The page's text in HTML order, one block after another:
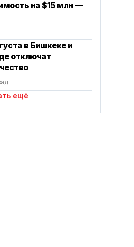
на $15 млн —
в Бишкеке и
отключат
ещё